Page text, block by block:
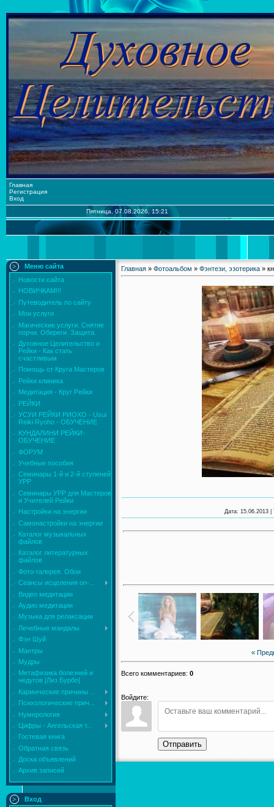
Главная
Регистрация
Вход
Пятница, 07.08.2026, 15:21
Меню сайта
Новости сайта
НОВИЧКАМ!!!
Путеводитель по сайту
Мои услуги
Магические услуги. Снятие
порчи. Обереги. Защита.
Духовное Целительство и
Рейки - Как стать
счастливым
Помощь от Круга Мастеров
Рейки клиника
Медитация - Круг Рейки
РЕЙКИ
УСУИ РЕЙКИ РИОХО - Usui
Reiki Ryoho - ОБУЧЕНИЕ
КУНДАЛИНИ РЕЙКИ-
ОБУЧЕНИЕ
ФОРУМ
Учебные пособия
Семинары 1-й и 2-й ступеней
УРР
Семинары УРР для Мастеров
и Учителей Рейки
Настройки на энергии
Самонастройки на энергии
Каталог музыкальных
файлов
Каталог литературных
файлов
Фото-галерея. Обои
Сеансы исцеления on-...
Видео медитации
Аудио медитации
Музыка для релаксации
Лечебные мандалы
Фэн Шуй
Мантры
Мудры
Mетафизика болезней и
недугов [Лиз Бурбо]
Кармические причины ...
Психологические прич...
Нумерология
Цифры - Ангельская т...
Гостевая книга
Обратная связь
Доска объявлений
Архив записей
Вход
Главная » Фотоальбом » Фэнтези, эзотерика »
Дата: 15.06.2013 |
«
Всего комментариев: 0
Войдите:
Отправить